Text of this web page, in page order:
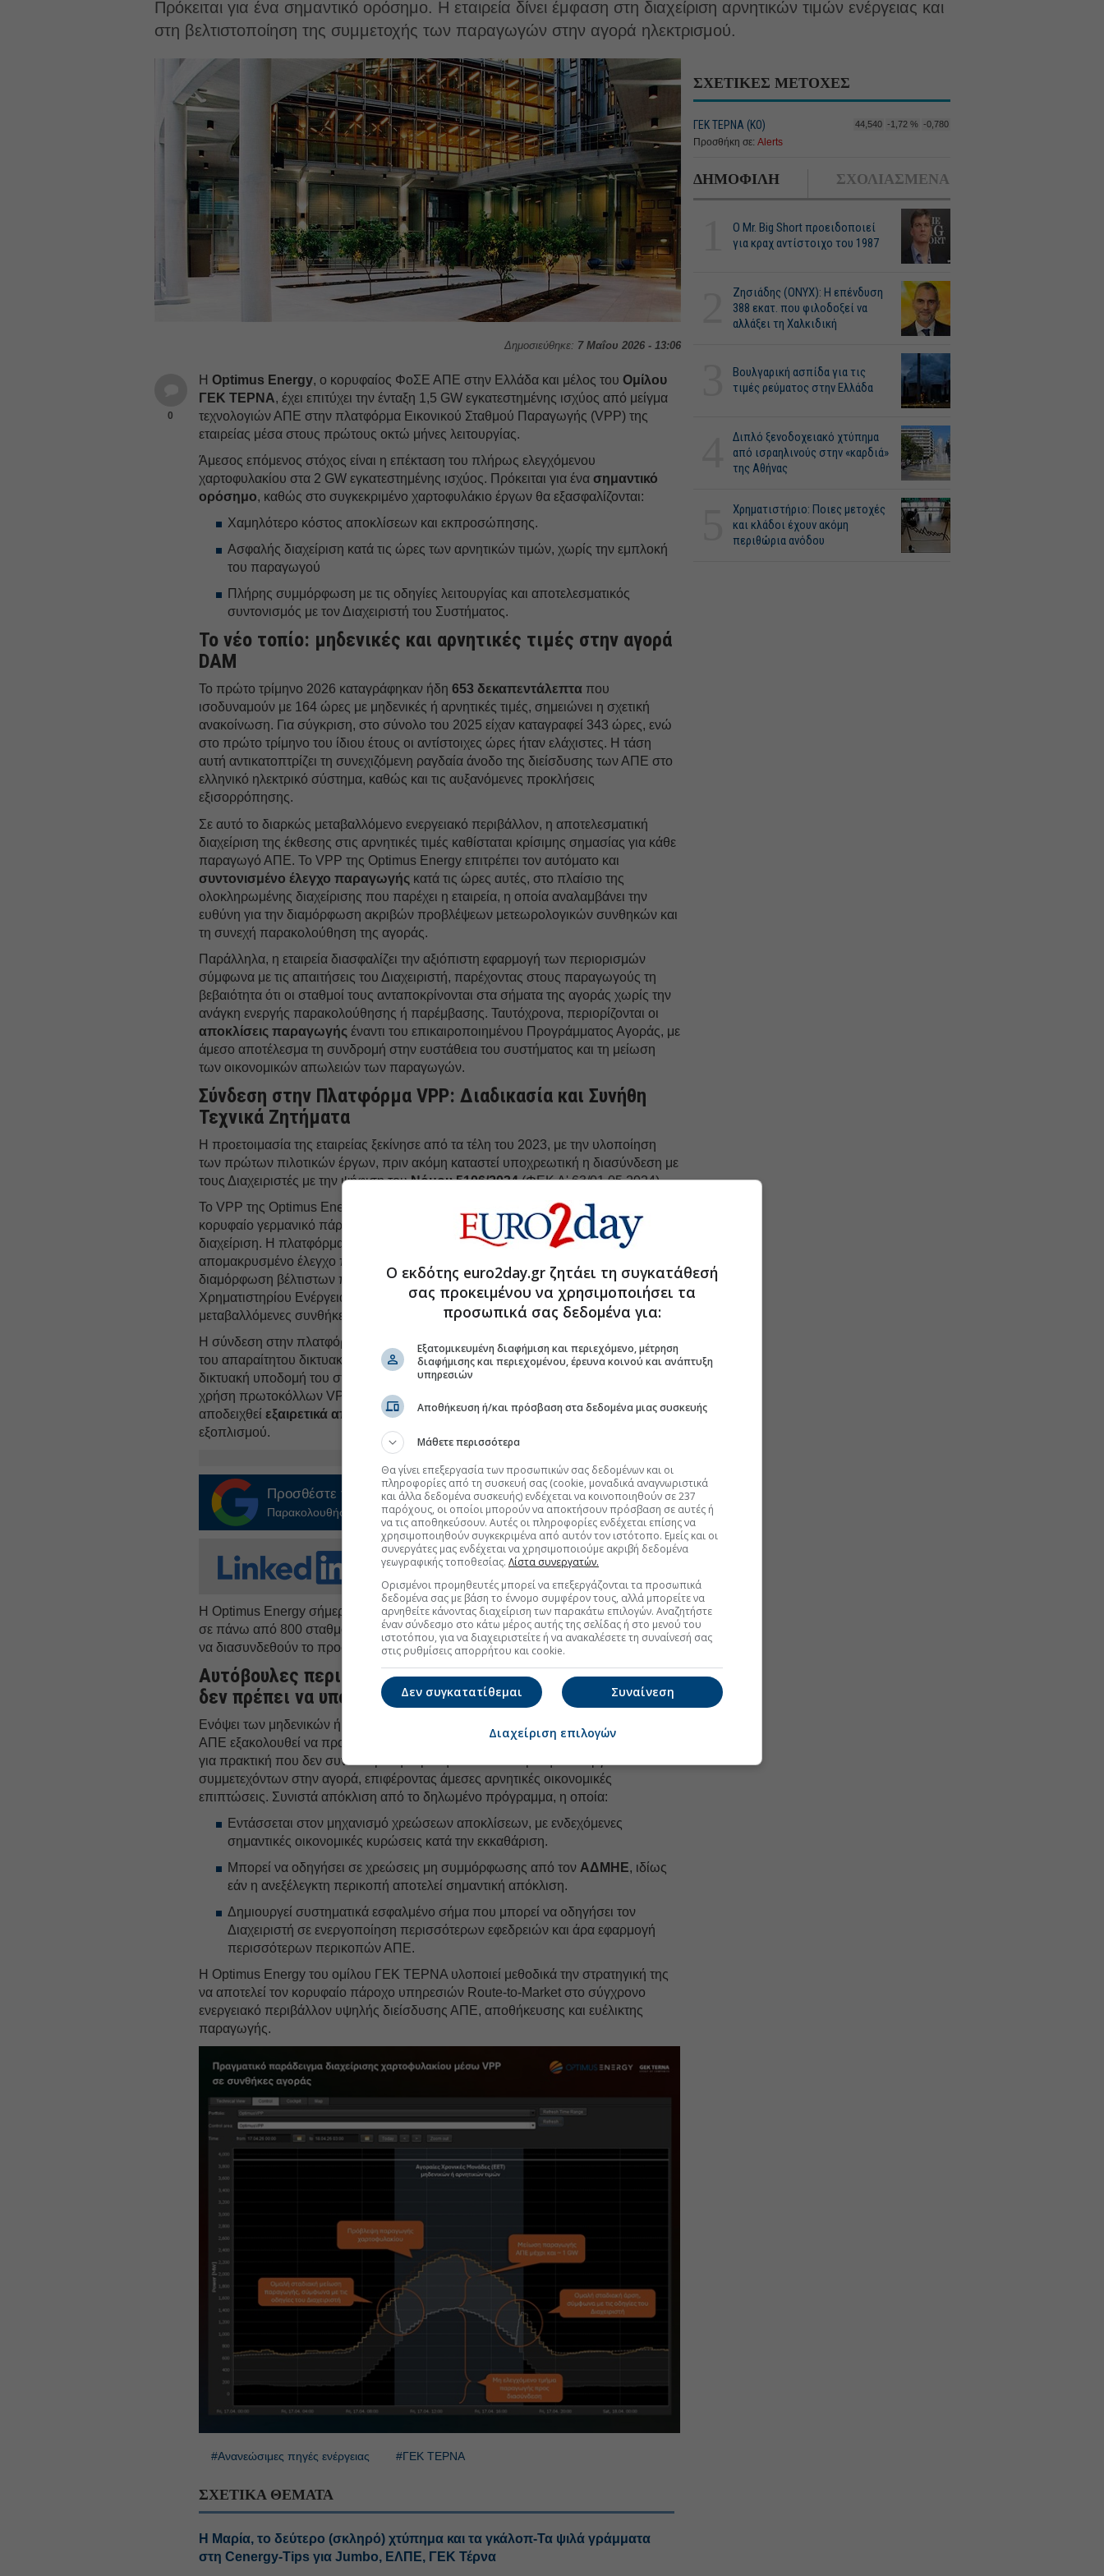
Πρόκειται για ένα σημαντικό ορόσημο. Η εταιρεία δίνει έμφαση στη διαχείριση αρνητικών τιμών ενέργειας και
στη βελτιστοποίηση της συμμετοχής των παραγωγών στην αγορά ηλεκτρισμού.
Δημοσιεύθηκε: 7 Μαΐου 2026 - 13:06
0
ΗOptimus Energy, ο κορυφαίος ΦοΣΕ ΑΠΕ στην Ελλάδα και μέλος τουΟμίλου
ΓΕΚ ΤΕΡΝΑ, έχει επιτύχει την ένταξη 1,5 GW εγκατεστημένης ισχύος από μείγμα
τεχνολογιών ΑΠΕ στην πλατφόρμα Εικονικού Σταθμού Παραγωγής (VPP) της
εταιρείας μέσα στους πρώτους οκτώ μήνες λειτουργίας.
Άμεσος επόμενος στόχος είναι η επέκταση του πλήρως ελεγχόμενου
χαρτοφυλακίου στα 2 GW εγκατεστημένης ισχύος. Πρόκειται για ένασημαντικό
ορόσημο, καθώς στο συγκεκριμένο χαρτοφυλάκιο έργων θα εξασφαλίζονται:
Χαμηλότερο κόστος αποκλίσεων και εκπροσώπησης.
Ασφαλής διαχείριση κατά τις ώρες των αρνητικών τιμών, χωρίς την εμπλοκή
του παραγωγού
Πλήρης συμμόρφωση με τις οδηγίες λειτουργίας και αποτελεσματικός
συντονισμός με τον Διαχειριστή του Συστήματος.
Το νέο τοπίο: μηδενικές και αρνητικές τιμές στην αγορά
DAM
To πρώτο τρίμηνο 2026 καταγράφηκαν ήδη653 δεκαπεντάλεπτα που
ισοδυναμούν με 164 ώρες με μηδενικές ή αρνητικές τιμές, σημειώνει η σχετική
ανακοίνωση. Για σύγκριση, στο σύνολο του 2025 είχαν καταγραφεί 343 ώρες, ενώ
στο πρώτο τρίμηνο του ίδιου έτους οι αντίστοιχες ώρες ήταν ελάχιστες. Η τάση
αυτή αντικατοπτρίζει τη συνεχιζόμενη ραγδαία άνοδο της διείσδυσης των ΑΠΕ στο
ελληνικό ηλεκτρικό σύστημα, καθώς και τις αυξανόμενες προκλήσεις
εξισορρόπησης.
Σε αυτό το διαρκώς μεταβαλλόμενο ενεργειακό περιβάλλον, η αποτελεσματική
διαχείριση της έκθεσης στις αρνητικές τιμές καθίσταται κρίσιμης σημασίας για κάθε
παραγωγό ΑΠΕ. Το VPP της Optimus Energy επιτρέπει τον αυτόματο και
συντονισμένο έλεγχο παραγωγής κατά τις ώρες αυτές, στο πλαίσιο της
ολοκληρωμένης διαχείρισης που παρέχει η εταιρεία, η οποία αναλαμβάνει την
ευθύνη για την διαμόρφωση ακριβών προβλέψεων μετεωρολογικών συνθηκών και
τη συνεχή παρακολούθηση της αγοράς.
Παράλληλα, η εταιρεία διασφαλίζει την αξιόπιστη εφαρμογή των περιορισμών
σύμφωνα με τις απαιτήσεις του Διαχειριστή, παρέχοντας στους παραγωγούς τη
βεβαιότητα ότι οι σταθμοί τους ανταποκρίνονται στα σήματα της αγοράς χωρίς την
ανάγκη ενεργής παρακολούθησης ή παρέμβασης. Ταυτόχρονα, περιορίζονται οι
αποκλίσεις παραγωγής έναντι του επικαιροποιημένου Προγράμματος Αγοράς, με
άμεσο αποτέλεσμα τη συνδρομή στην ευστάθεια του συστήματος και τη μείωση
των οικονομικών απωλειών των παραγωγών.
Σύνδεση στην Πλατφόρμα VPP: Διαδικασία και Συνήθη
Τεχνικά Ζητήματα
Η προετοιμασία της εταιρείας ξεκίνησε από τα τέλη του 2023, με την υλοποίηση
των πρώτων πιλοτικών έργων, πριν ακόμη καταστεί υποχρεωτική η διασύνδεση με
τους Διαχειριστές με την ψήφιση τουΝόμου 5106/2024(ΦΕΚ Α' 63/01.05.2024).
Το VPP της Optimus Energy αναπτύχθηκε σε συνεργασία με την
emsys VPP
κορυφαίο γερμανικό πάροχο εξειδικευμένων λύσεων λογισμικού για ενεργειακή
διαχείριση. Η πλατφόρμα επιτρέπει την αποτελεσματική πρόβλεψη και
απομακρυσμένο έλεγχο παραγωγής σε πραγματικό χρόνο, συνδράμει στη
διαμόρφωση βέλτιστων προσφορών για τη συμμετοχή στις Αγορές του Ελληνικού
Χρηματιστηρίου Ενέργειας (ΕΧΕ), καθώς και στη δυναμική ανταπόκριση στις
μεταβαλλόμενες συνθήκες της αγοράς, σε 24ωρη βάση.
Η σύνδεση στην πλατφόρμα VPP της Optimus Energy ξεκινά με την εγκατάσταση
του απαραίτητου δικτυακού εξοπλισμού, ο οποίος συνδέεται στην υφιστάμενη
δικτυακή υποδομή του σταθμού και εξασφαλίζει ασφαλή επικοινωνία κάνοντας
χρήση πρωτοκόλλων VPN. Η παραπάνω διαδικασία, αν και φαίνεται απλή, έχει
αποδειχθείεξαιρετικά απαιτητική, εξαιτίας της διαφοροποίησης του εκάστοτε
εξοπλισμού.
Προσθέστε το Euro2day.grστοGoogle Discover!
Παρακολουθήστε τις εξελίξεις με την υπογραφη εγκυρότητας του Euro2day.gr
FOLLOW US
Ακολουθήστε τη σελίδα του Euro2day.gr στο
Η Optimus Energy σήμερα παρέχει κατευθυντήριες οδηγίες και πλήρη υποστήριξη
σε πάνω από 800 σταθμούς και 8 διαφορετικές τεχνολογίες, οι οποίοι αναμένεται
να διασυνδεθούν το προσεχές διάστημα.
Αυτόβουλες περικοπές χωρίς ΦoΣΕ: Ένας κίνδυνος που
δεν πρέπει να υποτιμηθεί
Ενόψει των μηδενικών ή αρνητικών τιμών ενέργειας, ένας αριθμός παραγωγών
ΑΠΕ εξακολουθεί να προχωρά σε αυτόβουλες περικοπές παραγωγής. Πρόκειται
για πρακτική που δεν συνάδει με την ομαλή και συντονισμένη λειτουργία των
συμμετεχόντων στην αγορά, επιφέροντας άμεσες αρνητικές οικονομικές
επιπτώσεις. Συνιστά απόκλιση από το δηλωμένο πρόγραμμα, η οποία:
Εντάσσεται στον μηχανισμό χρεώσεων αποκλίσεων, με ενδεχόμενες
σημαντικές οικονομικές κυρώσεις κατά την εκκαθάριση.
Μπορεί να οδηγήσει σε χρεώσεις μη συμμόρφωσης από τον ΑΔΜΗΕ, ιδίως
εάν η ανεξέλεγκτη περικοπή αποτελεί σημαντική απόκλιση.
Δημιουργεί συστηματικά εσφαλμένο σήμα που μπορεί να οδηγήσει τον
Διαχειριστή σε ενεργοποίηση περισσότερων εφεδρειών και άρα εφαρμογή
περισσότερων περικοπών ΑΠΕ.
Η Optimus Energy του ομίλου ΓΕΚ ΤΕΡΝΑ υλοποιεί μεθοδικά την στρατηγική της
να αποτελεί τον κορυφαίο πάροχο υπηρεσιών Route-to-Market στο σύγχρονο
ενεργειακό περιβάλλον υψηλής διείσδυσης ΑΠΕ, αποθήκευσης και ευέλικτης
παραγωγής.
#Ανανεώσιμες πηγές ενέργειας #ΓΕΚ ΤΕΡΝΑ
ΣΧΕΤΙΚΑ ΘΕΜΑΤΑ
Η Μαρία, το δεύτερο (σκληρό) χτύπημα και τα γκάλοπ-Τα ψιλά γράμματα
στη Cenergy-Tips για Jumbo, ΕΛΠΕ, ΓΕΚ Τέρνα
ΣΧΕΤΙΚΕΣ ΜΕΤΟΧΕΣ
ΓΕΚ ΤΕΡΝΑ (ΚΟ) 44,540 -1,72 % -0,780
Προσθήκη σε: Alerts
ΔΗΜΟΦΙΛΗ ΣΧΟΛΙΑΣΜΕΝΑ
O Mr. Big Short προειδοποιεί
για κραχ αντίστοιχο του 1987
Ζησιάδης (ONYX): Η επένδυση
388 εκατ. που φιλοδοξεί να
αλλάξει τη Χαλκιδική
Βουλγαρική ασπίδα για τις
τιμές ρεύματος στην Ελλάδα
Διπλό ξενοδοχειακό χτύπημα
από ισραηλινούς στην «καρδιά»
της Αθήνας
Χρηματιστήριο: Ποιες μετοχές
και κλάδοι έχουν ακόμη
περιθώρια ανόδου
Ο εκδότης euro2day.gr ζητάει τη συγκατάθεσή
σας προκειμένου να χρησιμοποιήσει τα
προσωπικά σας δεδομένα για:
Εξατομικευμένη διαφήμιση και περιεχόμενο, μέτρηση
διαφήμισης και περιεχομένου, έρευνα κοινού και ανάπτυξη
υπηρεσιών
Αποθήκευση ή/και πρόσβαση στα δεδομένα μιας συσκευής
Μάθετε περισσότερα
Θα γίνει επεξεργασία των προσωπικών σας δεδομένων και οι
πληροφορίες από τη συσκευή σας (cookie, μοναδικά αναγνωριστικά
και άλλα δεδομένα συσκευής) ενδέχεται να κοινοποιηθούν σε 237
παρόχους, οι οποίοι μπορούν να αποκτήσουν πρόσβαση σε αυτές ή
να τις αποθηκεύσουν. Αυτές οι πληροφορίες ενδέχεται επίσης να
χρησιμοποιηθούν συγκεκριμένα από αυτόν τον ιστότοπο. Εμείς και οι
συνεργάτες μας ενδέχεται να χρησιμοποιούμε ακριβή δεδομένα
γεωγραφικής τοποθεσίας. Λίστα συνεργατών.
Ορισμένοι προμηθευτές μπορεί να επεξεργάζονται τα προσωπικά
δεδομένα σας με βάση το έννομο συμφέρον τους, αλλά μπορείτε να
αρνηθείτε κάνοντας διαχείριση των παρακάτω επιλογών. Αναζητήστε
έναν σύνδεσμο στο κάτω μέρος αυτής της σελίδας ή στο μενού του
ιστοτόπου, για να διαχειριστείτε ή να ανακαλέσετε τη συναίνεσή σας
στις ρυθμίσεις απορρήτου και cookie.
Συναίνεση
Δεν συγκατατίθεμαι
Διαχείριση επιλογών